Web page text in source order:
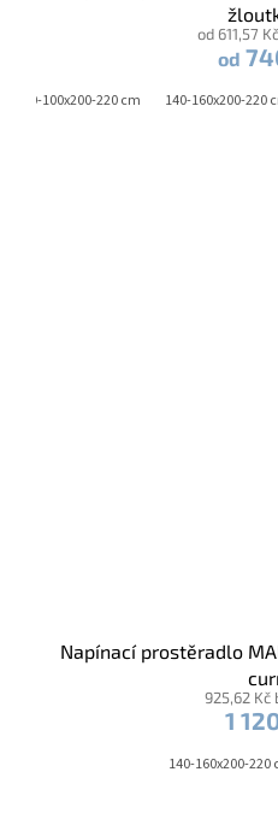
od 611,57
od
90-100x200-220 cm 140-160x200-220
Napínací prostěradlo
925,62 Kč
1
140-160x200-220